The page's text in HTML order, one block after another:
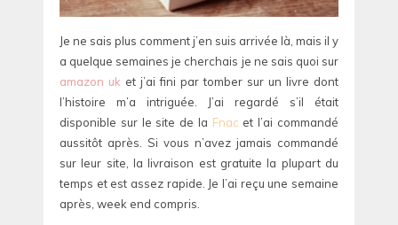
Je ne sais plus comment j’en suis arrivée là, mais il y
a quelque semaines je cherchais je ne sais quoi sur
amazon uk et j’ai fini par tomber sur un livre dont
l’histoire m’a intriguée. J’ai regardé s’il était
disponible sur le site de la Fnac et l’ai commandé
aussitôt après. Si vous n’avez jamais commandé
sur leur site, la livraison est gratuite la plupart du
temps et est assez rapide. Je l’ai reçu une semaine
après, week end compris.